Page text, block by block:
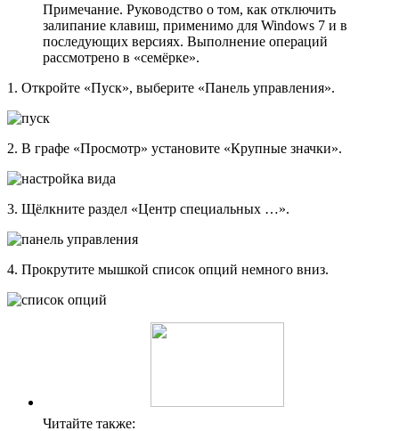
Примечание. Руководство о том, как отключить
залипание клавиш, применимо для Windows 7 и в
последующих версиях. Выполнение операций
рассмотрено в «семёрке».
1. Откройте «Пуск», выберите «Панель управления».
2. В графе «Просмотр» установите «Крупные значки».
3. Щёлкните раздел «Центр специальных …».
4. Прокрутите мышкой список опций немного вниз.
Читайте также: